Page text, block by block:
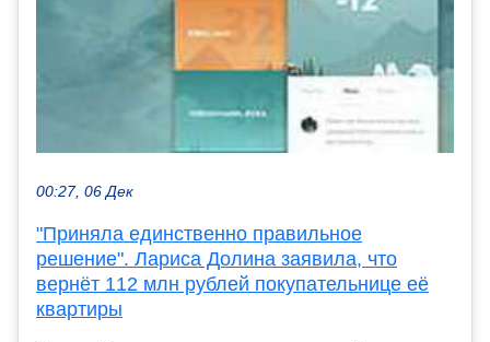
00:27, 06 Дек
"Приняла единственно правильное
решение". Лариса Долина заявила, что
вернёт 112 млн рублей покупательнице её
квартиры